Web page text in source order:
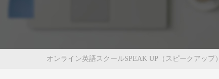
オンライン英語スクールSPEAK UP（スピークアップ）